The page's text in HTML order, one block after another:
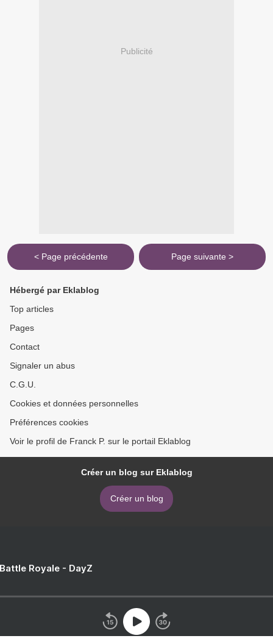
Publicité
< Page précédente Page suivante >
Hébergé par Eklablog
Top articles
Pages
Contact
Signaler un abus
C.G.U.
Cookies et données personnelles
Préférences cookies
Voir le profil de Franck P. sur le portail Eklablog
Créer un blog sur Eklablog
Créer un blog
Royale - DayZ